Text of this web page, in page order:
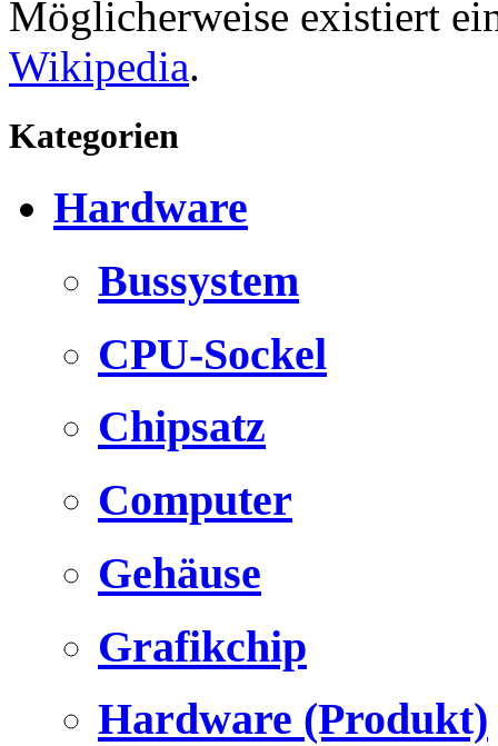
Möglicherweise existiert
Wikipedia.
Kategorien
Hardware
Bussystem
CPU-Sockel
Chipsatz
Computer
Gehäuse
Grafikchip
Hardware (Produkt)